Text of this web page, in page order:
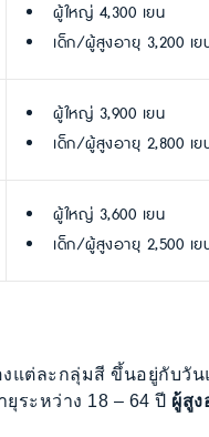
ผู้ใหญ่ 4,300 เยน
เด็ก/ผู้สูงอายุ 3,200 เย
ผู้ใหญ่ 3,900 เยน
เด็ก/ผู้สูงอายุ 2,800 เย
ผู้ใหญ่ 3,600 เยน
เด็ก/ผู้สูงอายุ 2,500 เย
แต่ละกลุ่มสี ขึ้นอยู่กับวัน
ยุระหว่าง 18 – 64 ปี ผู้สูง